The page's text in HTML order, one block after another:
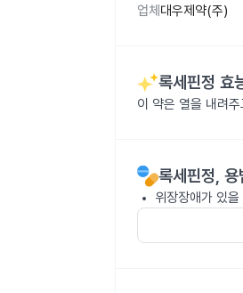
업체 대우제약(주)
록세핀정 효
이 약은 열을 내려
록세핀정, 용
위장장애가 있